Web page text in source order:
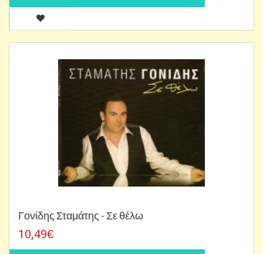
Γονίδης Σταμάτης - Σε θέλω
10,49€